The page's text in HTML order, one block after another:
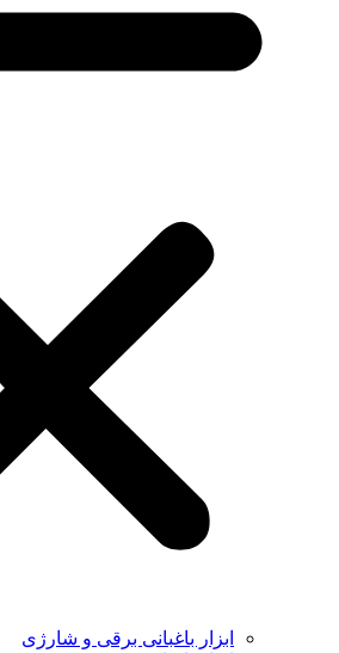
ابزار باغبانی برقی و شارژی